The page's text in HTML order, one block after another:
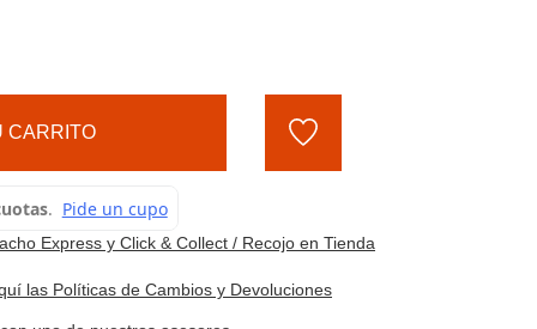
CARRITO
Express y Click & Collect / Recojo en Tienda
las Políticas de Cambios y Devoluciones